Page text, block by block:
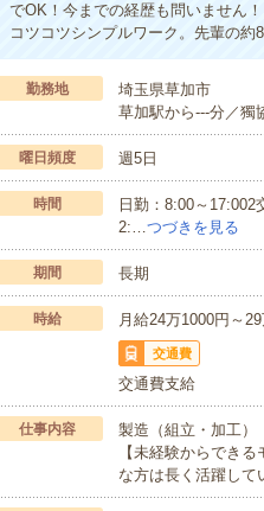
でOK！今までの経歴も問いません
コツコツシンプルワーク。先輩の約
勤務地
埼玉県草加市
草加駅から---分／獨
曜日頻度 週5日
時間
日勤：8:00～
2:…つづきを見る
期間 長期
時給 月給24万1000円～
交通費
交通費支給
仕事内容
製造（組立・加工）
【未経験からでき
な方は長く活躍し